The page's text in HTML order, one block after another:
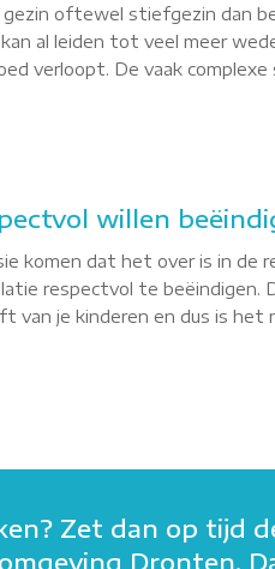
oftewel stiefgezin dan
al leiden tot veel meer
verloopt. De vaak
willen
dat het over is in de
respectvol te
van je kinderen en dus is
Zet dan op tijd
Dronten.